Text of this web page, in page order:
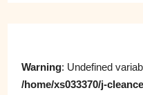
Warning: Undefined
/home/xs033370/j-